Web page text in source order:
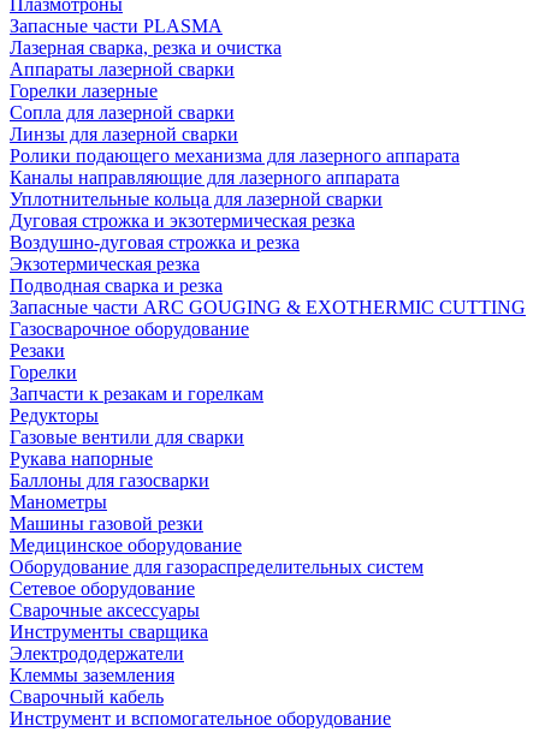
Плазмотроны
Запасные части PLASMA
Лазерная сварка, резка и очистка
Аппараты лазерной сварки
Горелки лазерные
Сопла для лазерной сварки
Линзы для лазерной сварки
Ролики подающего механизма для лазерного аппарата
Каналы направляющие для лазерного аппарата
Уплотнительные кольца для лазерной сварки
Дуговая строжка и экзотермическая резка
Воздушно-дуговая строжка и резка
Экзотермическая резка
Подводная сварка и резка
Запасные части ARC GOUGING & EXOTHERMIC CUTTING
Газосварочное оборудование
Резаки
Горелки
Запчасти к резакам и горелкам
Редукторы
Газовые вентили для сварки
Рукава напорные
Баллоны для газосварки
Манометры
Машины газовой резки
Медицинское оборудование
Оборудование для газораспределительных систем
Сетевое оборудование
Сварочные аксессуары
Инструменты сварщика
Электрододержатели
Клеммы заземления
Сварочный кабель
Инструмент и вспомогательное оборудование